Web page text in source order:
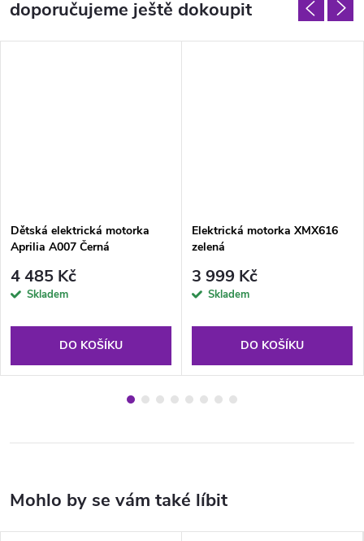
doporučujeme ještě dokoupit
Dětská elektrická motorka
Aprilia A007 Černá
4 485 Kč
Skladem
DO KOŠÍKU
Elektrická motorka XMX616
zelená
3 999 Kč
Skladem
DO KOŠÍKU